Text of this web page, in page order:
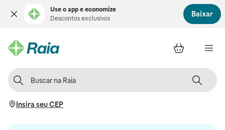
Use o app e economize
Descontos exclusivos
Baixar
Insira seu CEP